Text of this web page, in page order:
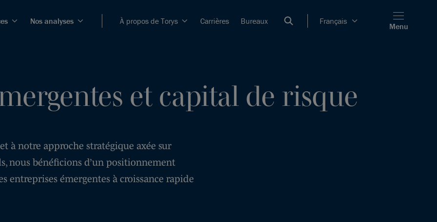
Nos analyses À propos de Torys Carrières Bureaux Français
Menu
et capital de risque
à notre approche stratégique axée sur
nous bénéficions d’un positionnement
entreprises émergentes à croissance rapide